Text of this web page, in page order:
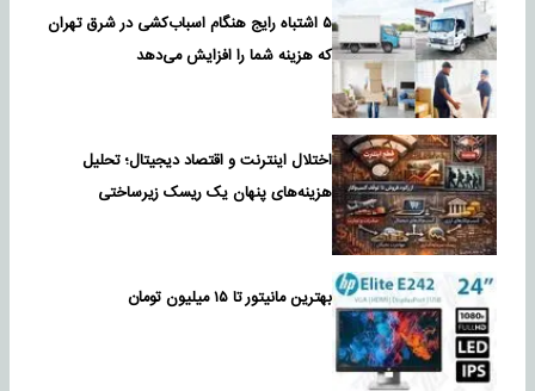
۵ اشتباه رایج هنگام اسباب‌کشی در شرق تهران
که هزینه شما را افزایش می‌دهد
اختلال اینترنت و اقتصاد دیجیتال؛ تحلیل
هزینه‌های پنهان یک ریسک زیرساختی
بهترین مانیتور تا ۱۵ میلیون تومان